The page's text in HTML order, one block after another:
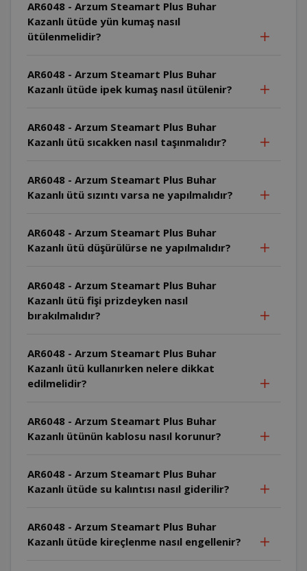
AR6048 - Arzum Steamart Plus Buhar
Kazanlı ütüde yün kumaş nasıl
ütülenmelidir?
AR6048 - Arzum Steamart Plus Buhar
Kazanlı ütüde ipek kumaş nasıl ütülenir?
AR6048 - Arzum Steamart Plus Buhar
Kazanlı ütü sıcakken nasıl taşınmalıdır?
AR6048 - Arzum Steamart Plus Buhar
Kazanlı ütü sızıntı varsa ne yapılmalıdır?
AR6048 - Arzum Steamart Plus Buhar
Kazanlı ütü düşürülürse ne yapılmalıdır?
AR6048 - Arzum Steamart Plus Buhar
Kazanlı ütü fişi prizdeyken nasıl
bırakılmalıdır?
AR6048 - Arzum Steamart Plus Buhar
Kazanlı ütü kullanırken nelere dikkat
edilmelidir?
AR6048 - Arzum Steamart Plus Buhar
Kazanlı ütünün kablosu nasıl korunur?
AR6048 - Arzum Steamart Plus Buhar
Kazanlı ütüde su kalıntısı nasıl giderilir?
AR6048 - Arzum Steamart Plus Buhar
Kazanlı ütüde kireçlenme nasıl engellenir?